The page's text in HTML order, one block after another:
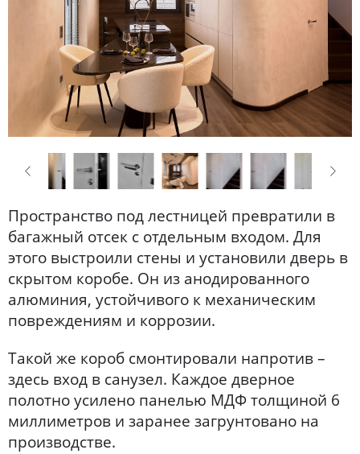
Пространство под лестницей превратили в
багажный отсек с отдельным входом. Для
этого выстроили стены и установили дверь в
скрытом коробе. Он из анодированного
алюминия, устойчивого к механическим
повреждениям и коррозии.
Такой же короб смонтировали напротив –
здесь вход в санузел. Каждое дверное
полотно усилено панелью МДФ толщиной 6
миллиметров и заранее загрунтовано на
производстве.